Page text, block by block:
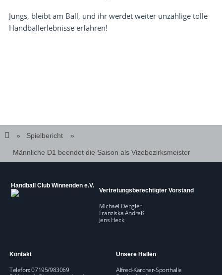
Jungs, bleibt am Ball, und ihr werdet weiter unzählige tolle
Handballerlebnisse erfahren!
Spielbericht
Männliche D1 beendet die Saison als Vizebezirksmeister
Handball Club Winnenden e.V.
Vertretungsberechtigter Vorstand
Michael Dengler
Franziska Andreß
Jens Heck
Kontakt
Telefon: 07195/983069
Unsere Hallen
Alfred-Kärcher-Sporthalle